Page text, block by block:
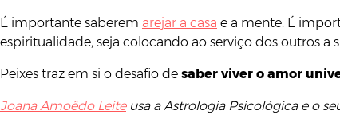
É importante saberem arejar a casa e a mente. É
espiritualidade, seja colocando ao serviço dos outros
Peixes traz em si o desafio de saber viver o amor
Joana Amoêdo Leiteusa a Astrologia Psicológica e o